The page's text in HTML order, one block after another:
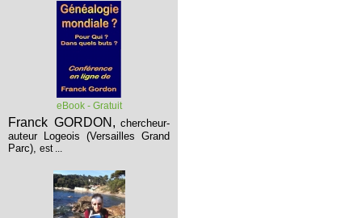
eBook - Gratuit
Franck GORDON, chercheur-
auteur Logeois (Versailles Grand
Parc), est ...